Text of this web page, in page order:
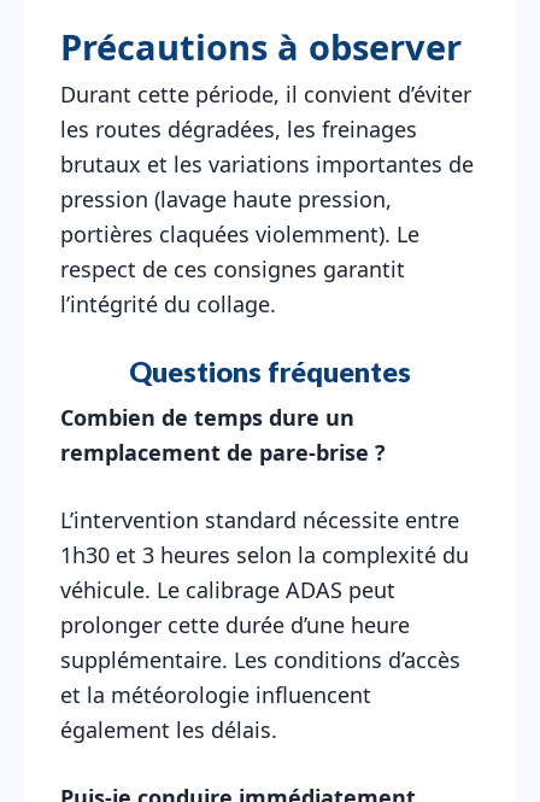
Précautions à observer
Durant cette période, il convient d’éviter
les routes dégradées, les freinages
brutaux et les variations importantes de
pression (lavage haute pression,
portières claquées violemment). Le
respect de ces consignes garantit
l’intégrité du collage.
Questions fréquentes
Combien de temps dure un
remplacement de pare-brise ?
L’intervention standard nécessite entre
1h30 et 3 heures selon la complexité du
véhicule. Le calibrage ADAS peut
prolonger cette durée d’une heure
supplémentaire. Les conditions d’accès
et la météorologie influencent
également les délais.